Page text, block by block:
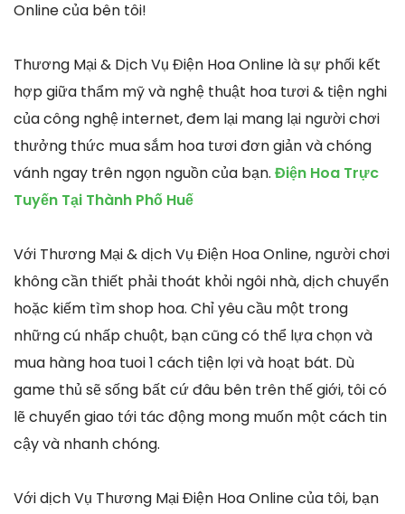
Online của bên tôi!
Thương Mại & Dịch Vụ Điện Hoa Online là sự phối kết
hợp giữa thẩm mỹ và nghệ thuật hoa tươi & tiện nghi
của công nghệ internet, đem lại mang lại người chơi
thưởng thức mua sắm hoa tươi đơn giản và chóng
vánh ngay trên ngọn nguồn của bạn. Điện Hoa Trực
Tuyến Tại Thành Phố Huế
Với Thương Mại & dịch Vụ Điện Hoa Online, người chơi
không cần thiết phải thoát khỏi ngôi nhà, dịch chuyển
hoặc kiếm tìm shop hoa. Chỉ yêu cầu một trong
những cú nhấp chuột, bạn cũng có thể lựa chọn và
mua hàng hoa tuoi 1 cách tiện lợi và hoạt bát. Dù
game thủ sẽ sống bất cứ đâu bên trên thế giới, tôi có
lẽ chuyển giao tới tác động mong muốn một cách tin
cậy và nhanh chóng.
Với dịch Vụ Thương Mại Điện Hoa Online của tôi, bạn